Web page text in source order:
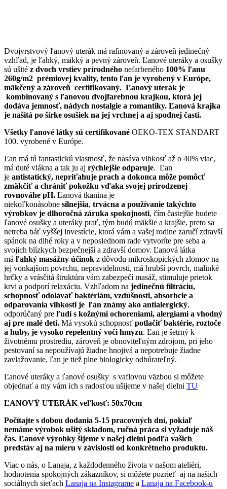
Dvojvrstvový ľanový uterák má rafinovaný a zároveň jedinečný
vzhľad, je ľahký, mäkký a pevný zároveň. Ľanové uteráky a osušky
sú ušité z dvoch vrstiev prírodného nefarbeného 100% ľanu
260g/m2 prémiovej kvality, tento ľan je vyrobený v Európe,
mäkčený a zároveň certifikovaný. Ľanový uterák je
kombinovaný s ľanovou dvojfarebnou krajkou, ktorá jej
dodáva jemnosť, nádych nostalgie a romantiky. Ľanová krajka
je našitá po šírke osušiek na jej vrchnej a aj spodnej časti.
Všetky ľanové látky sú certifikované OEKO-TEX STANDART
100. vyrobené v Európe.
Ľan má tú fantastickú vlastnosť, že nasáva vlhkosť až o 40% viac,
má duté vlákna a tak ju aj rýchlejšie odparuje. Ľan
je antistatický, nepriťahuje prach a dokonca môže pomôcť
zmäkčiť a chrániť pokožku vďaka svojej prirodzenej
rovnováhe pH. Ľanová tkanina je
niekoľkonásobne silnejšia, trvácna a používanie takýchto
výrobkov je dlhoročná záruka spokojnosti, čím častejšie budete
ľanové osušky a uteráky prať, tým budú mäkšie a krajšie, preto sa
netreba báť vyššej investície, ktorá vám a vašej rodine zaručí zdravší
spánok na dlhé roky a v neposlednom rade vytvoríte pre seba a
svojich blízkych bezpečnejší a zdravší domov. Ľanová látka
má ľahký masážny účinok z dôvodu mikroskopických zlomov na
jej vonkajšom povrchu, nepravidelnosti, má hrubší povrch, malinké
hrčky a vrásčitá štruktúra vám zabezpečí masáž, stimuluje prietok
krvi a podporí relaxáciu. Vzhľadom na jedinečnú filtráciu,
schopnosť odolávať baktériám, vzdušnosti, absorbcie a
odparovania vlhkosti je ľan známy ako antialergický,
odporúčaný pre ľudí s kožnými ochoreniami, alergiami a vhodný
aj pre malé deti. Má vysokú schopnosť potlačiť baktérie, roztoče
a huby, je vysoko repelentný voči hmyzu. Ľan je šetrný k
životnému prostrediu, zároveň je obnoviteľným zdrojom, pri jeho
pestovaní sa nepoužívajú žiadne hnojivá a nepotrebuje žiadne
zavlažovanie, ľan je tiež plne biologicky odbúrateľný.
Ľanové uteráky a ľanové osušky s vaflovou väzbou si môžete
objednať a my vám ich s radosťou ušijeme v našej dielni TU
ĽANOVÝ UTERÁK veľkosť: 50x70cm
Počítajte s dobou dodania 5-15 pracovných dní, pokiaľ
nemáme výrobok ušitý skladom, ručná práca si vyžaduje náš
čas. Ľanové výrobky šijeme v našej dielni podľa vašich
predstáv aj na mieru v závislosti od konkrétneho produktu.
Viac o nás, o Lanaja, z každodenného života v našom ateliéri,
hodnotenia spokojných zákazníkov, si môžete pozrieť aj na našich
sociálnych sieťach Lanaja na Instagrame a Lanaja na Facebook-u